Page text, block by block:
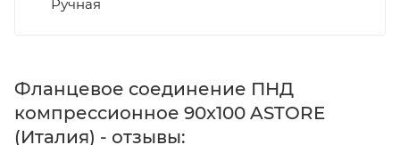
Ручная
Фланцевое соединение ПНД
компрессионное 90x100 ASTORE
(Италия) - отзывы: